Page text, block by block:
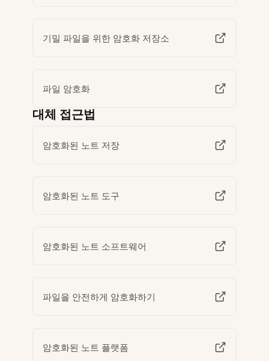
기밀 파일을 위한 암호화 저장소
파일 암호화
대체 접근법
암호화된 노트 저장
암호화된 노트 도구
암호화된 노트 소프트웨어
파일을 안전하게 암호화하기
암호화된 노트 플랫폼